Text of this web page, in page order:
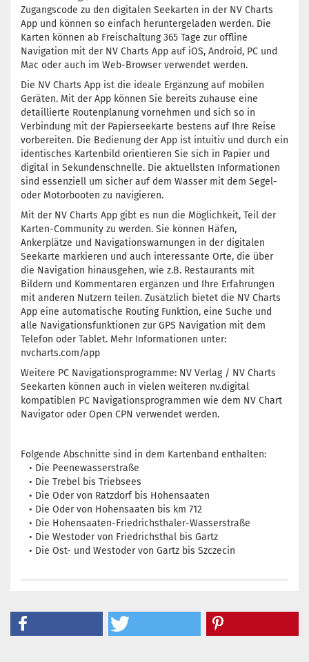
Zugangscode zu den digitalen Seekarten in der NV Charts
App und können so einfach heruntergeladen werden. Die
Karten können ab Freischaltung 365 Tage zur offline
Navigation mit der NV Charts App auf iOS, Android, PC und
Mac oder auch im Web-Browser verwendet werden.
Die NV Charts App ist die ideale Ergänzung auf mobilen
Geräten. Mit der App können Sie bereits zuhause eine
detaillierte Routenplanung vornehmen und sich so in
Verbindung mit der Papierseekarte bestens auf Ihre Reise
vorbereiten. Die Bedienung der App ist intuitiv und durch ein
identisches Kartenbild orientieren Sie sich in Papier und
digital in Sekundenschnelle. Die aktuellsten Informationen
sind essenziell um sicher auf dem Wasser mit dem Segel-
oder Motorbooten zu navigieren.
Mit der NV Charts App gibt es nun die Möglichkeit, Teil der
Karten-Community zu werden. Sie können Häfen,
Ankerplätze und Navigationswarnungen in der digitalen
Seekarte markieren und auch interessante Orte, die über
die Navigation hinausgehen, wie z.B. Restaurants mit
Bildern und Kommentaren ergänzen und Ihre Erfahrungen
mit anderen Nutzern teilen. Zusätzlich bietet die NV Charts
App eine automatische Routing Funktion, eine Suche und
alle Navigationsfunktionen zur GPS Navigation mit dem
Telefon oder Tablet. Mehr Informationen unter:
nvcharts.com/app
Weitere PC Navigationsprogramme: NV Verlag / NV Charts
Seekarten können auch in vielen weiteren nv.digital
kompatiblen PC Navigationsprogrammen wie dem NV Chart
Navigator oder Open CPN verwendet werden.
Folgende Abschnitte sind in dem Kartenband enthalten:
• Die Peenewasserstraße
• Die Trebel bis Triebsees
• Die Oder von Ratzdorf bis Hohensaaten
• Die Oder von Hohensaaten bis km 712
• Die Hohensaaten-Friedrichsthaler-Wasserstraße
• Die Westoder von Friedrichsthal bis Gartz
• Die Ost- und Westoder von Gartz bis Szczecin